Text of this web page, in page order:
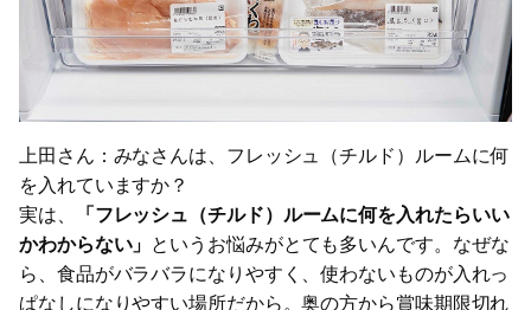
上田さん：みなさんは、フレッシュ（チルド）ルームに何
を入れていますか？
実は、
「フレッシュ（チルド）ルームに何を入れたらいい
かわからない」 というお悩みがとても多いんです。なぜな
ら、食品がバラバラになりやすく、使わないものが入れっ
ぱなしになりやすい場所だから。奥の方から賞味期限切れ